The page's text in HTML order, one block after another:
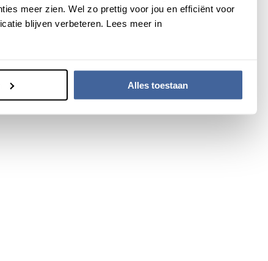
meer zien. Wel zo prettig voor jou en efficiënt voor
blijven verbeteren. Lees meer in
Alles toestaan